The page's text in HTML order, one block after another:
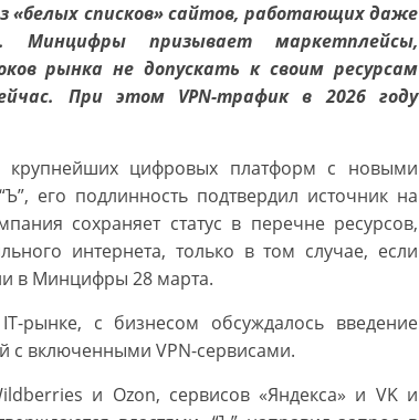
«белых списков» сайтов, работающих даже
Минцифры призывает маркетплейсы,
рынка не допускать к своим ресурсам
При этом VPN-трафик в 2026 году
крупнейших цифровых платформ с новыми
его подлинность подтвердил источник на
сохраняет статус в перечне ресурсов,
интернета, только в том случае, если
в Минцифры 28 марта.
рынке, с бизнесом обсуждалось введение
с включенными VPN-сервисами.
и Ozon, сервисов «Яндекса» и VK и